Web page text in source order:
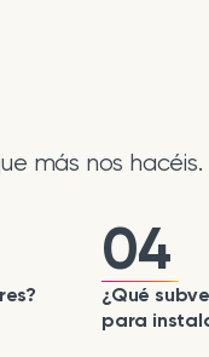
más nos hacéis.
04
¿Qué
para